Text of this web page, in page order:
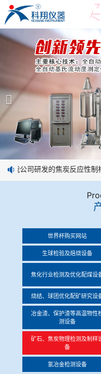
世界杯购
世界杯购买网站
产品展示
焦炭高温性能检测系统
焦化行业检测及优化配煤设备
球团矿/烧结矿/块矿高温冶金
烧结/球团优化配矿研究设备
冶金渣、保护渣等高温物性检
矿石、焦炭物理检测及制样设
工业分析、测硫仪等
公司简介
世界杯购买网站
企业业绩
技术交流
企业荣誉
世界杯购买网站
：我公司研发的焦炭反应性制
世界杯购买网站
生球检验及焙烧设备
焦化行业检测及优化配煤设
烧结、球团优化配矿研究设
冶金渣、保护渣等高温物性
测设备
矿石、焦炭物理检测及制样
备
氢冶金检测设备